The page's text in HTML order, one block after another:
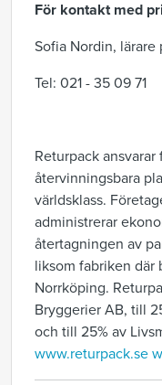
För kontakt med
Sofia Nordin, lärare
Tel: 021 - 35 09 71
Returpack
återvinningsbara
världsklass.
administrerar
återtagningen av
liksom fabriken där
Norrköping.
Bryggerier AB, till
och till 25% av
www.returpack.se